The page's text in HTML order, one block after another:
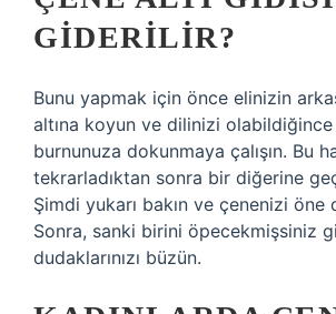
GIDERILIR?
Bunu yapmak için önce elinizin
altına koyun ve dilinizi olabildiğince
burnunuza dokunmaya çalışın. Bu
tekrarladıktan sonra bir diğerine
Şimdi yukarı bakın ve çenenizi öne
Sonra, sanki birini öpecekmişsiniz
dudaklarınızı büzün.